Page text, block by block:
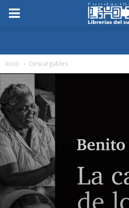
Inicio Descargables